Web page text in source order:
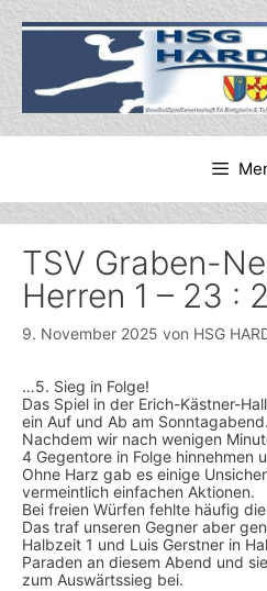
Inhalt
TSV Graben-
Herren 1 – 23 :
9. November 2025 von HSG
…5. Sieg in Folge!
Das Spiel in der Erich-Kästner-
ein Auf und Ab am Sonntagabend.
Nachdem wir nach wenigen
4 Gegentore in Folge hinnehmen
Ohne Harz gab es einige
vermeintlich einfachen Aktionen.
Bei freien Würfen fehlte häufig
Das traf unseren Gegner aber
Halbzeit 1 und Luis Gerstner in
Paraden an diesem Abend und
zum Auswärtssieg bei.